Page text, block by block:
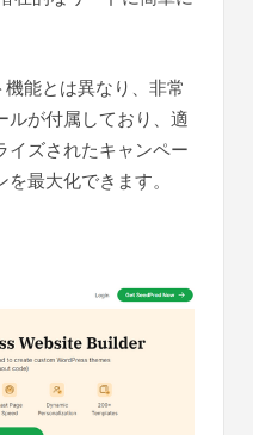
能とは異なり、非常
ルが付属しており、適
イズされたキャンペー
最大化できます。